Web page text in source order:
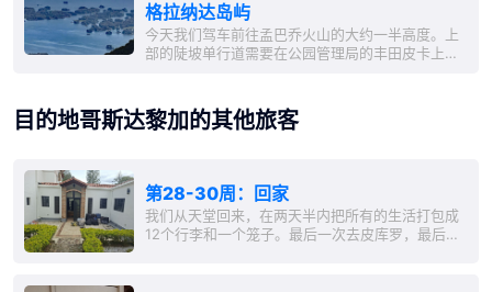
格拉纳达岛屿
今天我们驾车前往孟巴乔火山的大约一半高度。上
部的陡坡单行道需要在公园管理局的丰田皮卡上行
1570 年以来没有再喷发。某些地方冒出的
fumaroles 显示出下面仍然存在
目的地哥斯达黎加的其他旅客
第28-30周：回家
我们从天堂回来，在两天半内把所有的生活打包成
12个行李和一个笼子。最后一次去皮库罗，最后一